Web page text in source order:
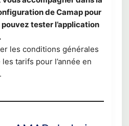
de Camap pour
tester l’application
les conditions générales
tarifs pour l’année en
.